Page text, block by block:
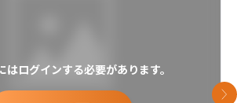
はログインする必要があります。
次